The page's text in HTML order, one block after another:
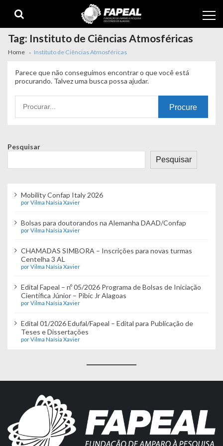
navigation
content
Tag: Instituto de Ciências Atmosféricas
Home Instituto de Ciências Atmosféricas
Parece que não conseguimos encontrar o que você está
procurando. Talvez uma busca possa ajudar.
por:
Pesquisar
Pesquisar
Mobility Confap Italy 2026
por Vilma Naísia Xavier
Bolsas para doutorandos na Alemanha DAAD/Confap
por Vilma Naísia Xavier
CHAMADAS SIMBORA – Inscrições para novas turmas
Centelha 3 AL
por Vilma Naísia Xavier
Edital Fapeal – nº 05/2026 Programa de Bolsas de Iniciação
Científica Júnior – Pibic Jr Alagoas
por Vilma Naísia Xavier
Edital 01/2026 Edufal/Fapeal – Edital para Publicação de
Teses e Dissertações
por Vilma Naísia Xavier